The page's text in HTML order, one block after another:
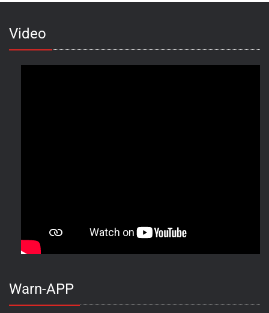
Video
Warn-APP